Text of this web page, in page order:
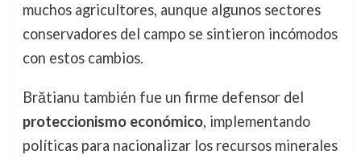
muchos agricultores, aunque algunos sectores
conservadores del campo se sintieron incómodos
con estos cambios.
Brătianu también fue un firme defensor del
proteccionismo económico, implementando
políticas para nacionalizar los recursos minerales